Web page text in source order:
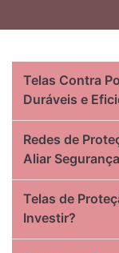
Telas Contra
Duráveis e
Redes de
Aliar
Telas de
Investir?